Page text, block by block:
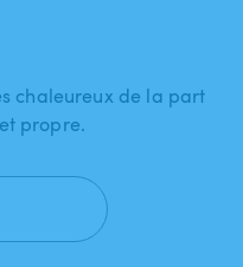
chaleureux de la part
propre.